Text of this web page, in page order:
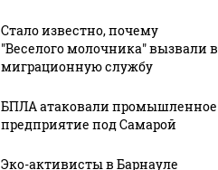
Стало известно, почему
"Веселого молочника" вызвали в
миграционную службу
БПЛА атаковали промышленное
предприятие под Самарой
Эко-активисты в Барнауле